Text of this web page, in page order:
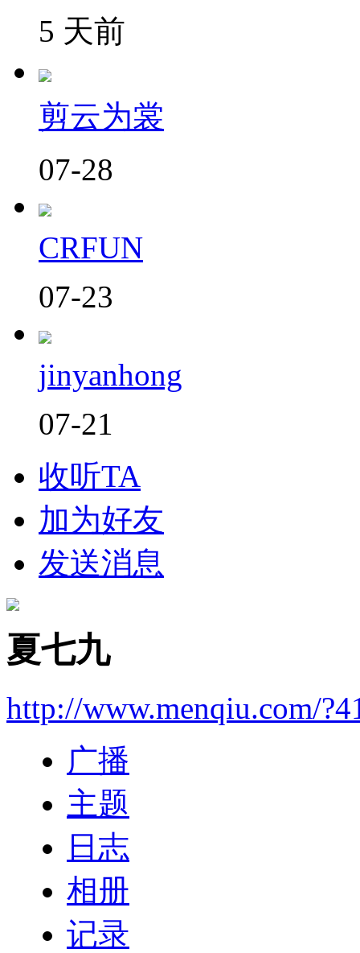
5 天前
剪云为裳
07-28
CRFUN
07-23
jinyanhong
07-21
收听TA
加为好友
发送消息
夏七九
http://www.menqiu.com/
广播
主题
日志
相册
记录